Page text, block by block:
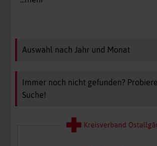
Auswahl nach Jahr und Monat
Immer noch nicht gefunden?
Suche!